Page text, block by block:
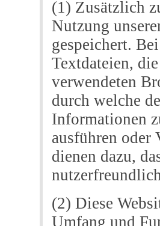
(1) Zusätzlich
Nutzung
gespeichert.
Textdateien,
verwendeten
durch welche
Informationen
ausführen oder
dienen dazu,
(2) Diese
Umfang und